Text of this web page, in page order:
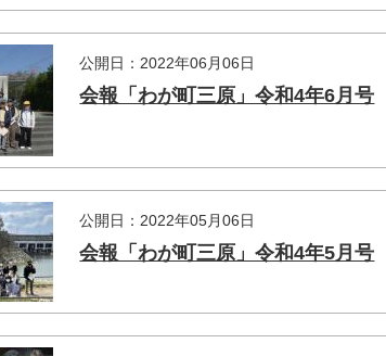
公開日：2022年06月06日
会報「わが町三原」令和4年6月号
公開日：2022年05月06日
会報「わが町三原」令和4年5月号